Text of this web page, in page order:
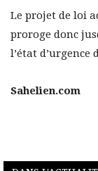
Le projet de loi
proroge donc
l’état
Sahelien.com